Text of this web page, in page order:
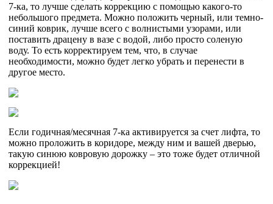
7-ка, то лучше сделать коррекцию с помощью какого-то
небольшого предмета. Можно положить черный, или темно-
синий коврик, лучше всего с волнистыми узорами, или
поставить драцену в вазе с водой, либо просто соленую
воду. То есть корректируем тем, что, в случае
необходимости, можно будет легко убрать и перенести в
другое место.
Если годичная/месячная 7-ка активируется за счет лифта, то
можно проложить в коридоре, между ним и вашей дверью,
такую синюю ковровую дорожку – это тоже будет отличной
коррекцией!